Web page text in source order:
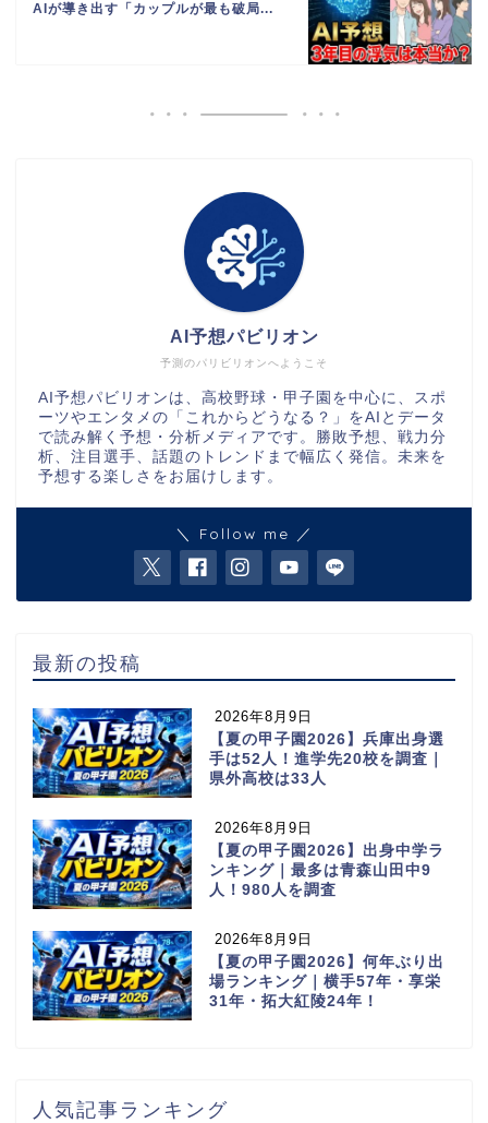
AIが導き出す「カップルが最も破局...
予測のパリビリオンへようこそ
AI予想パビリオン
AI予想パビリオンは、高校野球・甲子園を中心に、スポ
ーツやエンタメの「これからどうなる？」をAIとデータ
で読み解く予想・分析メディアです。勝敗予想、戦力分
析、注目選手、話題のトレンドまで幅広く発信。未来を
予想する楽しさをお届けします。
＼ Follow me ／
最新の投稿
2026年8月9日
【夏の甲子園2026】兵庫出身選
手は52人！進学先20校を調査｜
県外高校は33人
2026年8月9日
【夏の甲子園2026】出身中学ラ
ンキング｜最多は青森山田中9
人！980人を調査
2026年8月9日
【夏の甲子園2026】何年ぶり出
場ランキング｜横手57年・享栄
31年・拓大紅陵24年！
人気記事ランキング